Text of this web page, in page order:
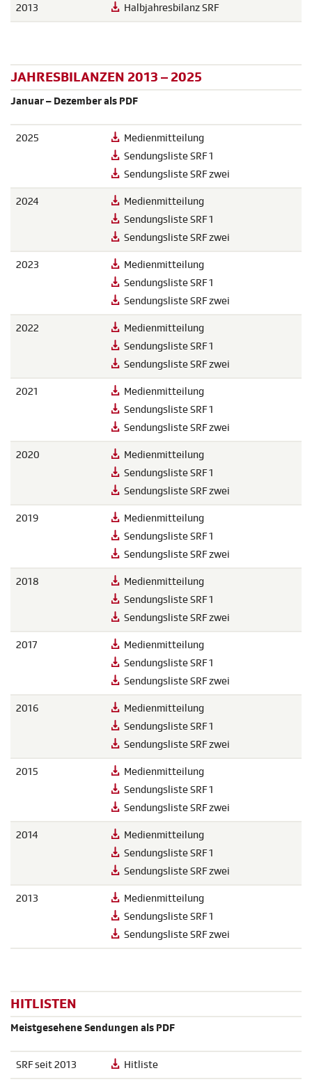
2013 Halbjahresbilanz SRF
JAHRESBILANZEN 2013 – 2025
Januar – Dezember als PDF
2025
Medienmitteilung
Sendungsliste SRF 1
Sendungsliste SRF zwei
2024
Medienmitteilung
Sendungsliste SRF 1
Sendungsliste SRF zwei
2023
Medienmitteilung
Sendungsliste SRF 1
Sendungsliste SRF zwei
2022
Medienmitteilung
Sendungsliste SRF 1
Sendungsliste SRF zwei
2021
Medienmitteilung
Sendungsliste SRF 1
Sendungsliste SRF zwei
2020
Medienmitteilung
Sendungsliste SRF 1
Sendungsliste SRF zwei
2019
Medienmitteilung
Sendungsliste SRF 1
Sendungsliste SRF zwei
2018
Medienmitteilung
Sendungsliste SRF 1
Sendungsliste SRF zwei
2017
Medienmitteilung
Sendungsliste SRF 1
Sendungsliste SRF zwei
2016
Medienmitteilung
Sendungsliste SRF 1
Sendungsliste SRF zwei
2015
Medienmitteilung
Sendungsliste SRF 1
Sendungsliste SRF zwei
2014
Medienmitteilung
Sendungsliste SRF 1
Sendungsliste SRF zwei
2013
Medienmitteilung
Sendungsliste SRF 1
Sendungsliste SRF zwei
HITLISTEN
Meistgesehene Sendungen als PDF
SRF seit 2013 Hitliste